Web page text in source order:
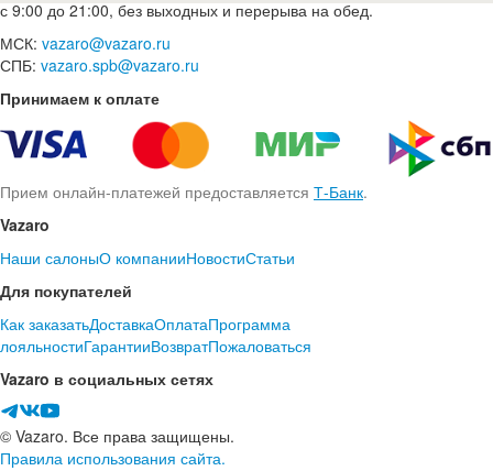
с 9:00 до 21:00, без выходных и перерыва на обед.
МСК: vazaro@vazaro.ru
СПБ: vazaro.spb@vazaro.ru
Принимаем к оплате
Прием онлайн-платежей предоставляется Т-Банк.
Vazaro
Наши салоныО компанииНовостиСтатьи
Для покупателей
Как заказатьДоставкаОплатаПрограмма
лояльностиГарантииВозвратПожаловаться
Vazaro в социальных сетях
© Vazaro. Все права защищены.
Правила использования сайта.